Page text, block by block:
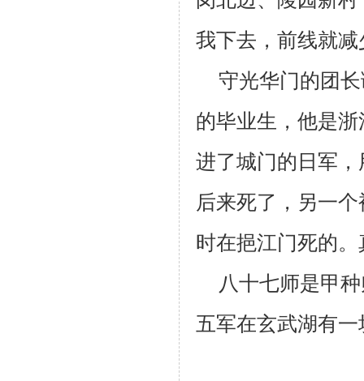
我下去，前线就
守光华门的团
的毕业生，他是
进了城门的日军
后来死了，另一
时在挹江门死的
八十七师是甲
五军在玄武湖有